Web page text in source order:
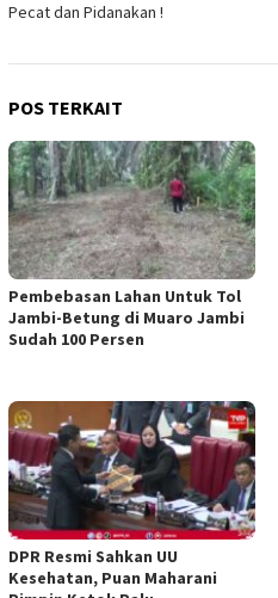
Pecat dan Pidanakan !
POS TERKAIT
Pembebasan Lahan Untuk Tol
Jambi-Betung di Muaro Jambi
Sudah 100 Persen
DPR Resmi Sahkan UU
Kesehatan, Puan Maharani